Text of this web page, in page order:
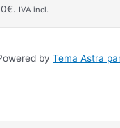
IVA incl.
by Tema Astra